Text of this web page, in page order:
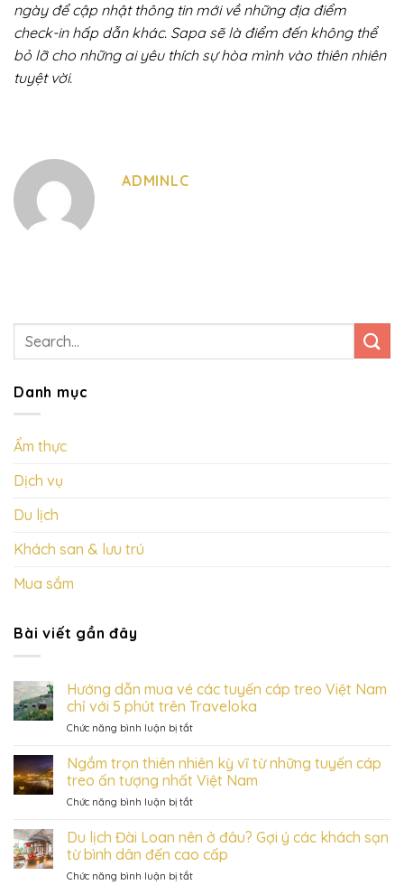
ngày để cập nhật thông tin mới về những địa điểm
check-in hấp dẫn khác. Sapa sẽ là điểm đến không thể
bỏ lỡ cho những ai yêu thích sự hòa mình vào thiên nhiên
tuyệt vời.
ADMINLC
Danh mục
Ẩm thực
Dịch vụ
Du lịch
Khách san & lưu trú
Mua sắm
Bài viết gần đây
Hướng dẫn mua vé các tuyến cáp treo Việt Nam
chỉ với 5 phút trên Traveloka
Chức năng bình luận bị tắtở
dẫn
mua
vé
các
cáp
treo
Ngắm trọn thiên nhiên kỳ vĩ từ những tuyến cáp
treo ấn tượng nhất Việt Nam
Chức năng bình luận bị tắtở
trọn
thiên
nhiên
kỳ
Du lịch Đài Loan nên ở đâu? Gợi ý các khách sạn
từ bình dân đến cao cấp
Chức năng bình luận bị tắtở